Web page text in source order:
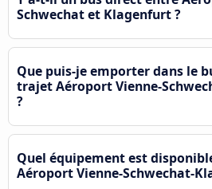
Schwechat et Klagenfurt ?
Que puis-je emporter dans le
trajet Aéroport Vienne-
?
Quel équipement est
Aéroport Vienne-Schwechat-